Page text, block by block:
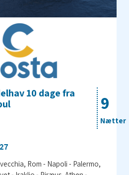
9
Nætter
10 dage fra
Rom - Napoli - Palermo,